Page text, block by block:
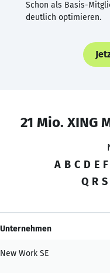
Schon als Basis-
deutlich optimieren.
21 Mio. XING
A B C D E F
Q R S
Unternehmen
New Work SE